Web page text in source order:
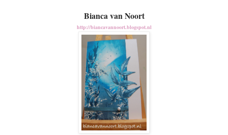
Bianca van Noort
http://biancavannoort.blogspot.nl